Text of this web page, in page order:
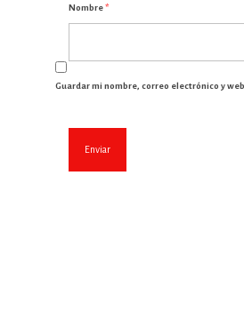
Nombre*
Guardar mi nombre, correo electrónico y